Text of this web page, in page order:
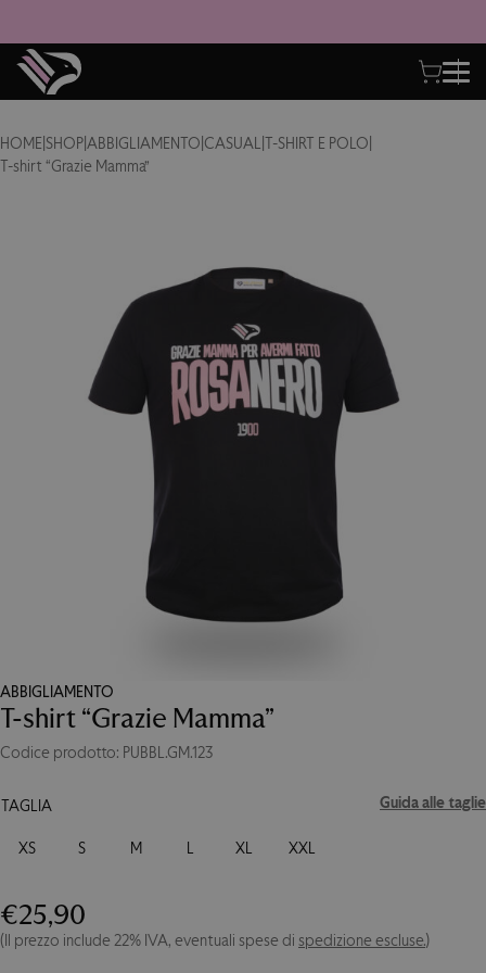
HOME SHOPABBIGLIAMENTO CASUAL T-SHIRT E POLO
T-shirt “Grazie Mamma”
ABBIGLIAMENTO
T-shirt “Grazie Mamma”
Codice prodotto: PUBBL.GM.123
TAGLIA Guida alle taglie
XS S M L XL XXL
T-
shirt
"Grazie
€25,90
(Il prezzo include 22% IVA, eventuali spese di spedizione escluse.)